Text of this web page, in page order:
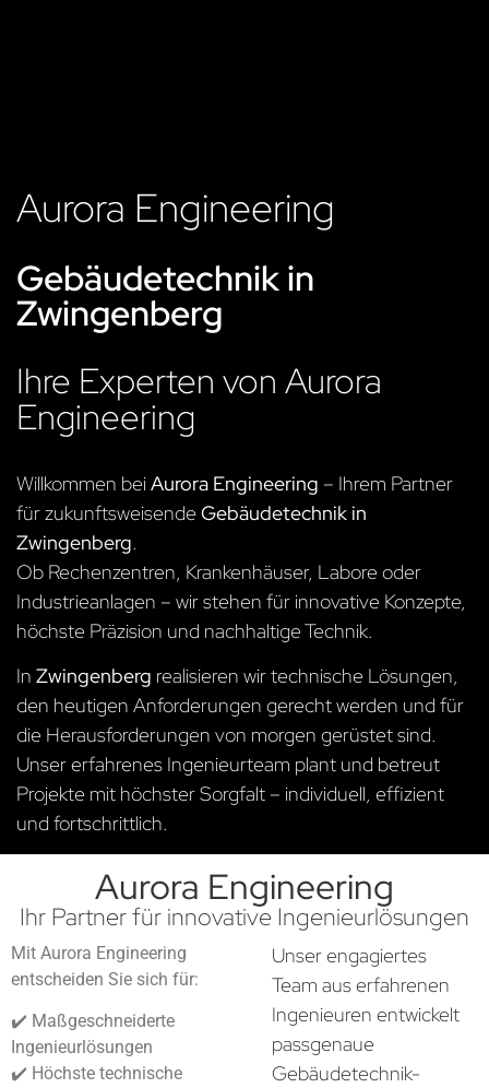
Aurora Engineering
Gebäudetechnik in
Zwingenberg
Ihre Experten von Aurora
Engineering
Willkommen beiAurora Engineering – Ihrem Partner
für zukunftsweisendeGebäudetechnik in
Zwingenberg.
Ob Rechenzentren, Krankenhäuser, Labore oder
Industrieanlagen – wir stehen für innovative Konzepte,
höchste Präzision und nachhaltige Technik.
In Zwingenberg realisieren wir technische Lösungen,
den heutigen Anforderungen gerecht werden und für
die Herausforderungen von morgen gerüstet sind.
Unser erfahrenes Ingenieurteam plant und betreut
Projekte mit höchster Sorgfalt – individuell, effizient
und fortschrittlich.
Aurora Engineering
Ihr Partner für innovative Ingenieurlösungen
Mit Aurora Engineering
entscheiden Sie sich für:
✔️ Maßgeschneiderte
Ingenieurlösungen
✔️ Höchste technische
Unser engagiertes
Team aus erfahrenen
Ingenieuren entwickelt
passgenaue
Gebäudetechnik-